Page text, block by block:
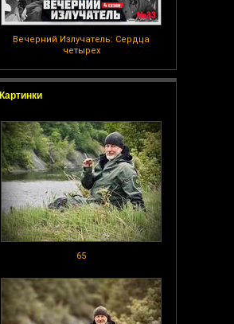
Вечерний Излучатель: Сердца
четырех
Картинки
65